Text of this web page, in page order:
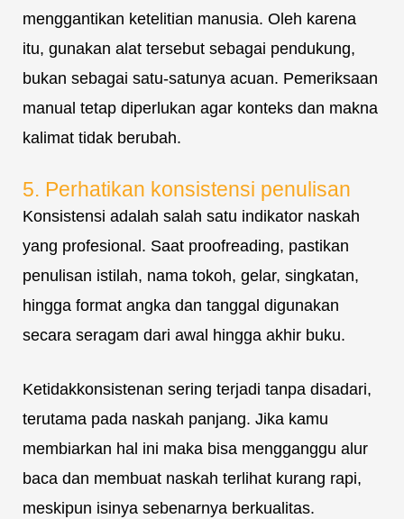
menggantikan ketelitian manusia. Oleh karena
itu, gunakan alat tersebut sebagai pendukung,
bukan sebagai satu-satunya acuan. Pemeriksaan
manual tetap diperlukan agar konteks dan makna
kalimat tidak berubah.
5. Perhatikan konsistensi penulisan
Konsistensi adalah salah satu indikator naskah
yang profesional. Saat proofreading, pastikan
penulisan istilah, nama tokoh, gelar, singkatan,
hingga format angka dan tanggal digunakan
secara seragam dari awal hingga akhir buku.
Ketidakkonsistenan sering terjadi tanpa disadari,
terutama pada naskah panjang. Jika kamu
membiarkan hal ini maka bisa mengganggu alur
baca dan membuat naskah terlihat kurang rapi,
meskipun isinya sebenarnya berkualitas.